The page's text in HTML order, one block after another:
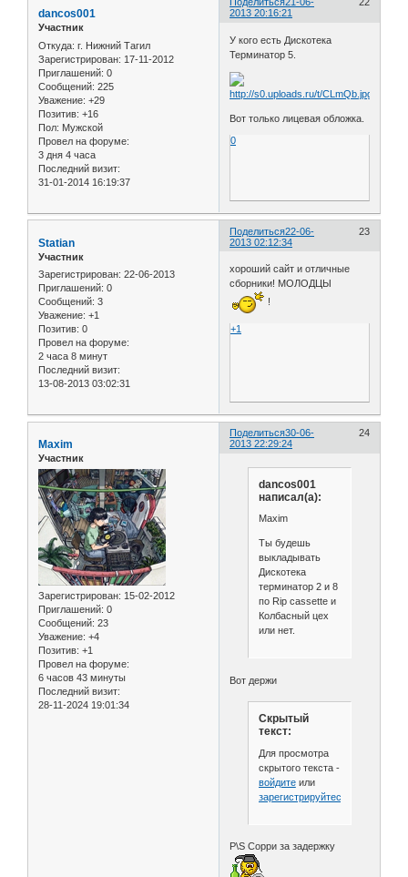
Поделиться 22
21-06-
2013 20:16:21
dancos001
Участник
Откуда: г. Нижний Тагил
Зарегистрирован: 17-11-2012
Приглашений: 0
Сообщений: 225
Уважение: +29
Позитив: +16
Пол: Мужской
Провел на форуме:
3 дня 4 часа
Последний визит:
31-01-2014 16:19:37
У кого есть Дискотека
Терминатор 5.
Вот только лицевая обложка.
0
Поделиться 23
22-06-
2013 02:12:34
Statian
Участник
Зарегистрирован: 22-06-2013
Приглашений: 0
Сообщений: 3
Уважение: +1
Позитив: 0
Провел на форуме:
2 часа 8 минут
Последний визит:
13-08-2013 03:02:31
хороший сайт и отличные
сборники! МОЛОДЦЫ
!
+1
Поделиться 24
30-06-
2013 22:29:24
Maxim
Участник
Зарегистрирован: 15-02-2012
Приглашений: 0
Сообщений: 23
Уважение: +4
Позитив: +1
Провел на форуме:
6 часов 43 минуты
Последний визит:
28-11-2024 19:01:34
dancos001
написал(а):
Maxim
Ты будешь
выкладывать
Дискотека
терминатор 2 и 8
по Rip cassette и
Колбасный цех
или нет.
Вот держи
Скрытый
текст:
Для просмотра
скрытого текста -
войдитеили
зарегистрируйтесь
P\S Сорри за задержку